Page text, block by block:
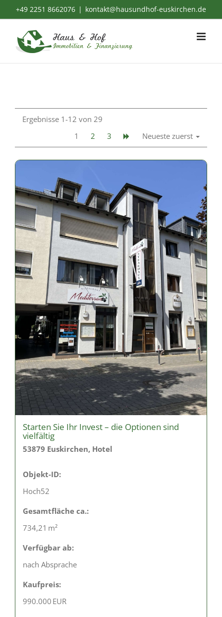
springen
+49 2251 8662076 | kontakt@hausundhof-euskirchen.de
Ergebnisse 1-12 von 29
1
2 3 Neueste zuerst
Starten Sie Ihr Invest – die Optionen sind
vielfältig
53879 Euskirchen, Hotel
Objekt-ID:
Hoch52
Gesamtfläche ca.:
734,21 m²
Verfügbar ab:
nach Absprache
Kaufpreis:
990.000 EUR